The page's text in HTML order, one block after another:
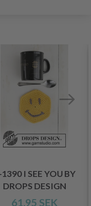
I SEE YOU BY
DROPS DESIGN
61.95 SEK